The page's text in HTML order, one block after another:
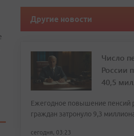
Другие новости
Число
России
40,5
Ежегодное повышение пенсий
граждан затронуло 9,3
сегодня, 03:23